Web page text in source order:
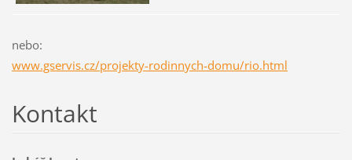
nebo:
www.gservis.cz/projekty-rodinnych-domu/rio.html
Kontakt